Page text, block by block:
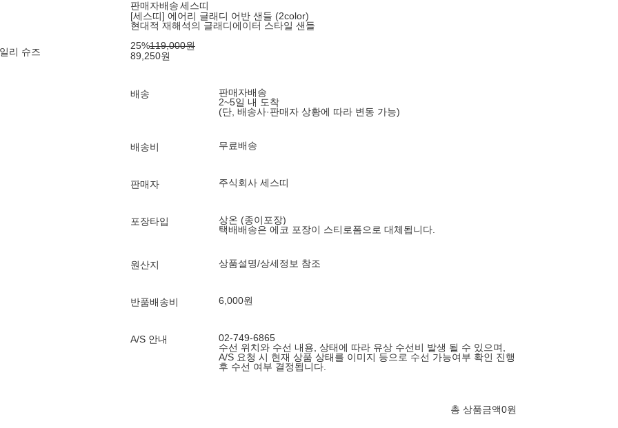
리 슈즈
판매자배송세스띠
[세스띠] 에어리 글래디 어반 샌들 (2color)
현대적 재해석의 글래디에이터 스타일 샌들
25%119,000원
89,250원
배송
판매자배송
2~5일 내 도착
(단, 배송사·판매자 상황에 따라 변동 가능)
배송비 무료배송
판매자 주식회사 세스띠
포장타입
상온 (종이포장)
택배배송은 에코 포장이 스티로폼으로 대체됩니다.
원산지 상품설명/상세정보 참조
반품배송비 6,000원
A/S 안내
02-749-6865
수선 위치와 수선 내용, 상태에 따라 유상 수선비 발생 될 수 있으며,
A/S 요청 시 현재 상품 상태를 이미지 등으로 수선 가능여부 확인 진행
후 수선 여부 결정됩니다.
총 상품금액0원